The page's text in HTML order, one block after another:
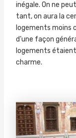
inégale. On ne
tant, on aura la
logements moins
d’une façon
logements
charme.